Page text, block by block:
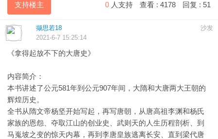
支持楼主 0 人支持 查看 : 4178 回复 : 51
沙发
撷思若18
2021-6-7 15:25:14
《拿得起放不下的大唐史》
内容简介：
本书讲述了公元581年到公元907年间，大隋和大唐两大王朝的
辉煌历史。
全书从隋文帝杨坚开始写起，再写唐朝，从唐高祖李渊和杨氏
家族的恩怨、夺取江山的创业史、武则天的人生历程剖析、到
马嵬坡之变的惊天内幕，再到李唐皇族逃离长安、直到梁代唐